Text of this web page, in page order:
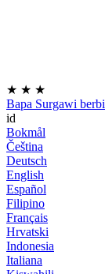
★ ★ ★
Bapa Surgawi
id
Bokmål
Čeština
Deutsch
English
Español
Filipino
Français
Hrvatski
Indonesia
Italiana